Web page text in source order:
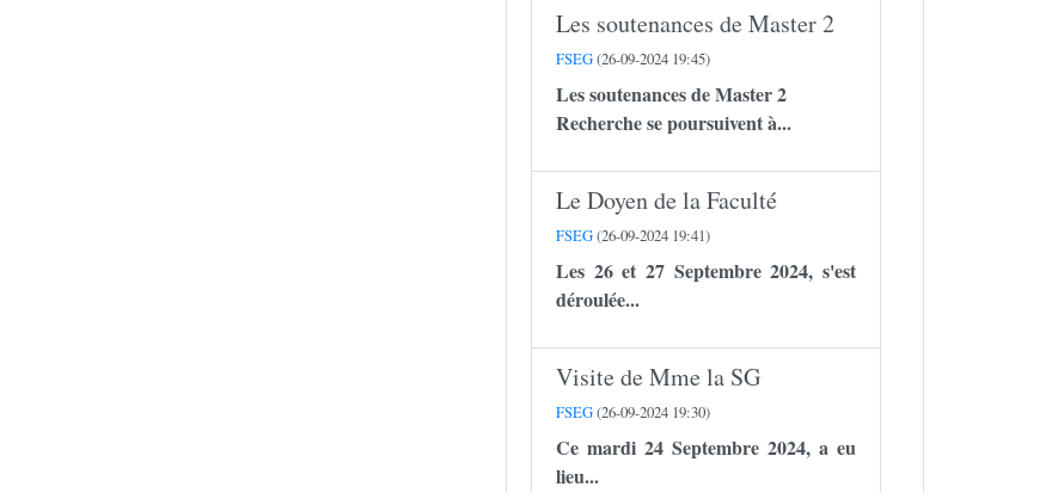
Les soutenances de Master 2
FSEG(26-09-2024 19:45)
Les soutenances de Master 2
Recherche se poursuivent à...
Le Doyen de la Faculté
FSEG(26-09-2024 19:41)
Les 26 et 27 Septembre 2024, s'est
déroulée...
Visite de Mme la SG
FSEG(26-09-2024 19:30)
Ce mardi 24 Septembre 2024, a eu
lieu...